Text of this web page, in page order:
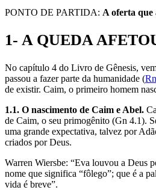
PONTO DE PARTIDA: A oferta que
1- A QUEDA
No capítulo 4 do Livro de Gênesis,
passou a fazer parte da humanidade (
de existir. Caim, o primeiro homem
1.1. O nascimento de Caim e Abel.
de Caim, o seu primogênito (Gn 4.1).
uma grande expectativa, talvez por
criados por Deus.
Warren Wiersbe: “Eva louvou a Deus
nome que significa “fôlego”; que é a
vida é breve”.